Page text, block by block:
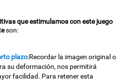
que estimulamos con este juego
son:
plazo:Recordar la imagen original o
su deformación, nos permitirá
facilidad. Para retener esta